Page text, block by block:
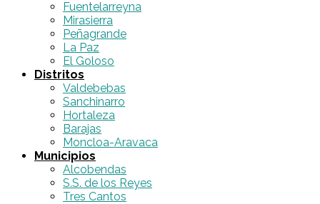
Fuentelarreyna
Mirasierra
Peñagrande
La Paz
El Goloso
Distritos
Valdebebas
Sanchinarro
Hortaleza
Barajas
Moncloa-Aravaca
Municipios
Alcobendas
S.S. de los Reyes
Tres Cantos